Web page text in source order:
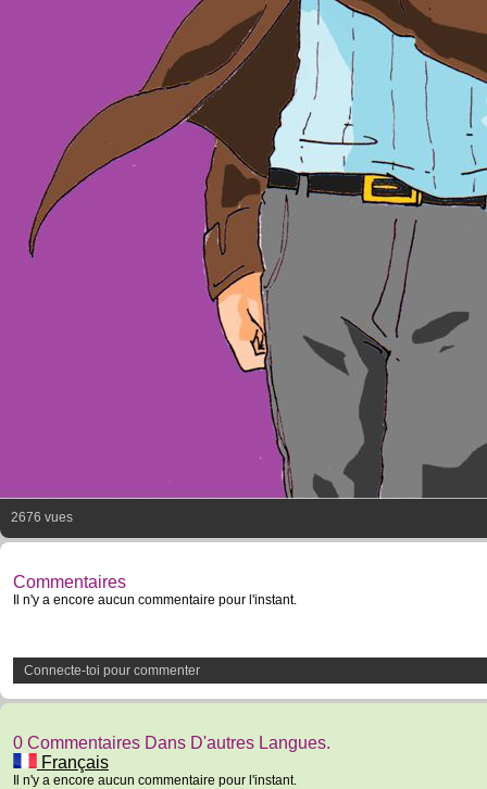
2676 vues
Commentaires
Il n'y a encore aucun commentaire pour l'instant.
Connecte-toi pour commenter
0 Commentaires Dans D'autres Langues.
Français
Il n'y a encore aucun commentaire pour l'instant.